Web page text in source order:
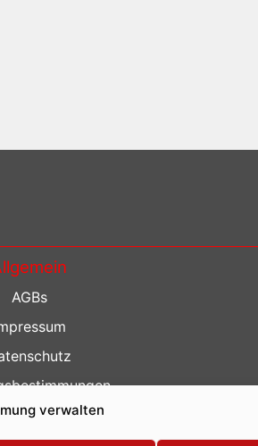
verwalten
AGBs
Kontakt